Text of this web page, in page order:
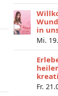
in
Mi.
Fr.